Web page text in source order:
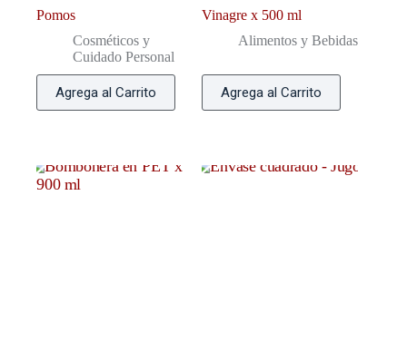
Pomos
Cosméticos y
Cuidado Personal
Agrega al Carrito
Vinagre x 500 ml
Alimentos y Bebidas
Agrega al Carrito